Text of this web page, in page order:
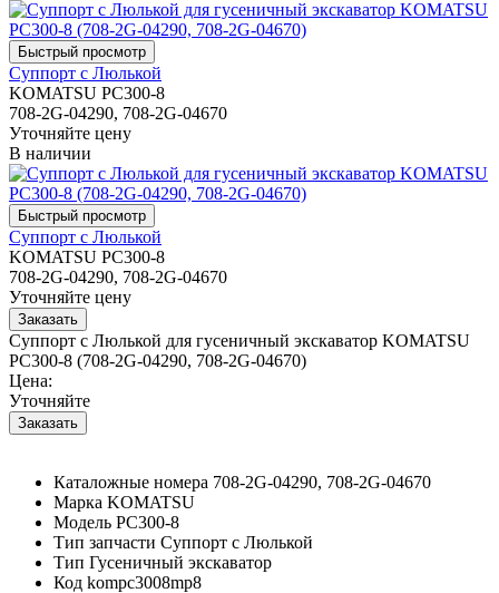
Суппорт с Люлькой
KOMATSU PC300-8
708-2G-04290, 708-2G-04670
Уточняйте цену
В наличии
Суппорт с Люлькой
KOMATSU PC300-8
708-2G-04290, 708-2G-04670
Уточняйте цену
Суппорт с Люлькой для гусеничный экскаватор KOMATSU
PC300-8 (708-2G-04290, 708-2G-04670)
Цена:
Уточняйте
Каталожные номера 708-2G-04290, 708-2G-04670
Марка KOMATSU
Модель PC300-8
Тип запчасти Суппорт с Люлькой
Тип Гусеничный экскаватор
Код kompc3008mp8